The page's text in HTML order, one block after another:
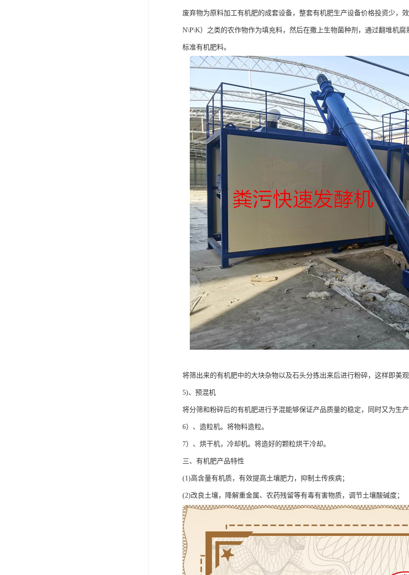
废弃物为原料加工有机肥的成套设备，整套有机肥生产设备价格投资少，
N\P\K）之类的农作物作为填充料，然后在撒上生物菌种剂，通过翻堆机
标准有机肥料。
将筛出来的有机肥中的大块杂物以及石头分拣出来后进行粉碎，这样即美
5)、预混机
将分筛和粉碎后的有机肥进行予混能够保证产品质量的稳定，同时又为生
6）、造粒机。将物料造粒。
7）、烘干机，冷却机。将造好的颗粒烘干冷却。
三、有机肥产品特性
(1)高含量有机质，有效提高土壤肥力，抑制土传疾病；
(2)改良土壤，降解重金属、农药残留等有毒有害物质，调节土壤酸碱度；